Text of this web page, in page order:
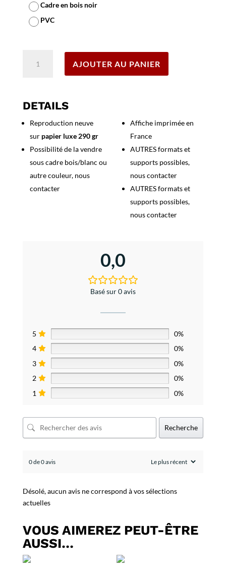
Cadre en bois noir
PVC
Meuse
AJOUTER AU PANIER
DETAILS
Reproduction neuve
sur papier luxe 290 gr
Possibilité de la vendre
sous cadre bois/blanc ou
autre couleur, nous
contacter
Affiche imprimée en
France
AUTRES formats et
supports possibles,
nous contacter
AUTRES formats et
supports possibles,
nous contacter
0,0
Basé sur 0 avis
5
0%
4
0%
3
0%
2
0%
1
0%
Recherche
0 de 0 avis
Désolé, aucun avis ne correspond à vos sélections
actuelles
VOUS AIMEREZ PEUT-ÊTRE
AUSSI…